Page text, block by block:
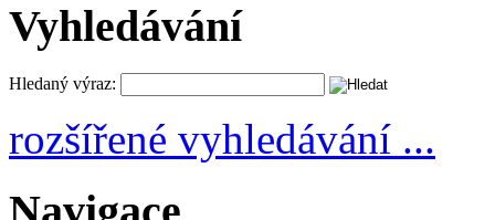
Vyhledávání
Hledaný výraz:
rozšířené vyhledávání ...